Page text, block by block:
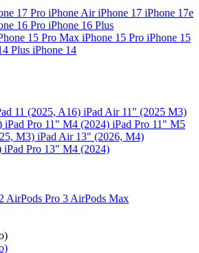
17 Pro iPhone AiriPhone 17 iPhone 17e
16 Pro iPhone 16 Plus
15 Pro Max iPhone 15 Pro iPhone 15
Plus iPhone 14
11 (2025, A16) iPad Air 11" (2025 M3)
iPad Pro 11" M4 (2024) iPad Pro 11" M5
M3) iPad Air 13" (2026, M4)
iPad Pro 13" M4 (2024)
AirPods Pro 3 AirPods Max